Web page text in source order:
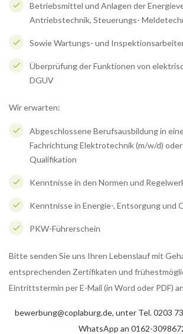
Betriebsmittel und Anlagen der
Antriebstechnik, Steuerungs-
Sowie Wartungs- und
Überprüfung der Funktionen von
DGUV
Wir erwarten:
Abgeschlossene Berufsausbildung in
Fachrichtung Elektrotechnik (m/w/d)
Qualifikation
Kenntnisse in den Normen und
Kenntnisse in Energie-, Entsorgung und
PKW-Führerschein
Bitte senden Sie uns Ihren Lebenslauf mit
entsprechenden Zertifikaten und
Eintrittstermin per E-Mail (in Word oder PDF)
bewerbung@coplaburg.de, unter Tel. 0203
WhatsApp an 0162-